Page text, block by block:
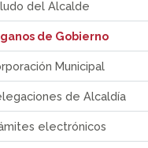
del Alcalde
de Gobierno
Municipal
de Alcaldía
electrónicos